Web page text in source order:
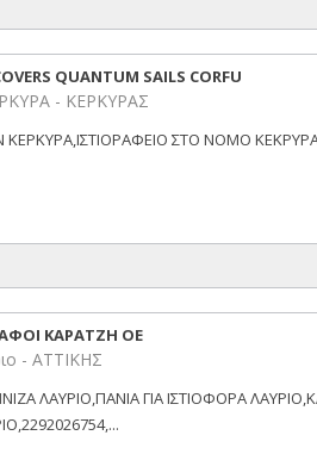
QUANTUM SAILS CORFU
- ΚΕΡΚΥΡΑΣ
ΚΕΡΚΥΡΑ,ΙΣΤΙΟΡΑΦΕΙΟ ΣΤΟ ΝΟΜΟ
ΑΦΟΙ ΚΑΡΑΤΖΗ ΟΕ
- ΑΤΤΙΚΗΣ
ΛΑΥΡΙΟ,ΠΑΝΙΑ ΓΙΑ ΙΣΤΙΟΦΟΡΑ